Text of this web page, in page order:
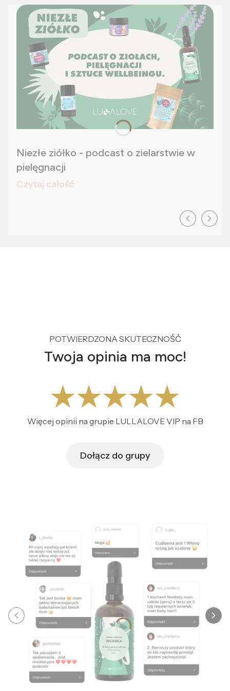
Niezłe ziółko - podcast o zielarstwie w
pielęgnacji
Czytaj całość
POTWIERDZONA SKUTECZNOŚĆ
Twoja opinia ma moc!
Więcej opinii na grupie LULLALOVE VIP na FB
Dołącz do grupy